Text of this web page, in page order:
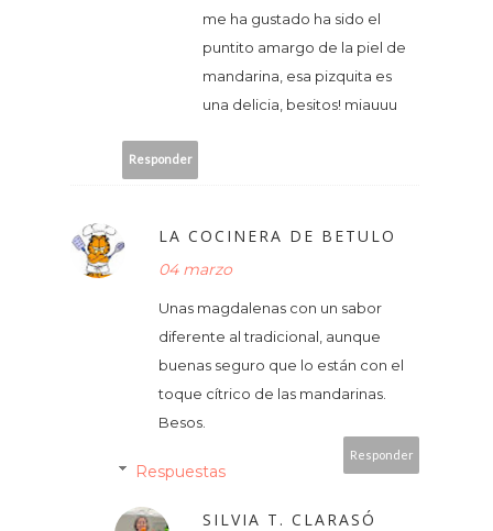
me ha gustado ha sido el
puntito amargo de la piel de
mandarina, esa pizquita es
una delicia, besitos! miauuu
Responder
LA COCINERA DE BETULO
04 marzo
Unas magdalenas con un sabor
diferente al tradicional, aunque
buenas seguro que lo están con el
toque cítrico de las mandarinas.
Besos.
Responder
Respuestas
SILVIA T. CLARASÓ